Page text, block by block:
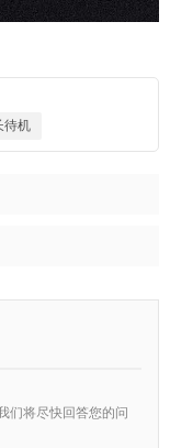
待机
们将尽快回答您的问